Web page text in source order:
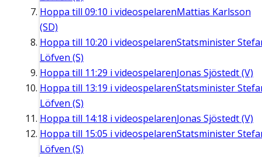
Hoppa till 09:10 i videospelarenMattias Karlsson
(SD)
Hoppa till 10:20 i videospelarenStatsminister
Löfven (S)
Hoppa till 11:29 i videospelarenJonas Sjöstedt (V)
Hoppa till 13:19 i videospelarenStatsminister
Löfven (S)
Hoppa till 14:18 i videospelarenJonas Sjöstedt (V)
Hoppa till 15:05 i videospelarenStatsminister
Löfven (S)